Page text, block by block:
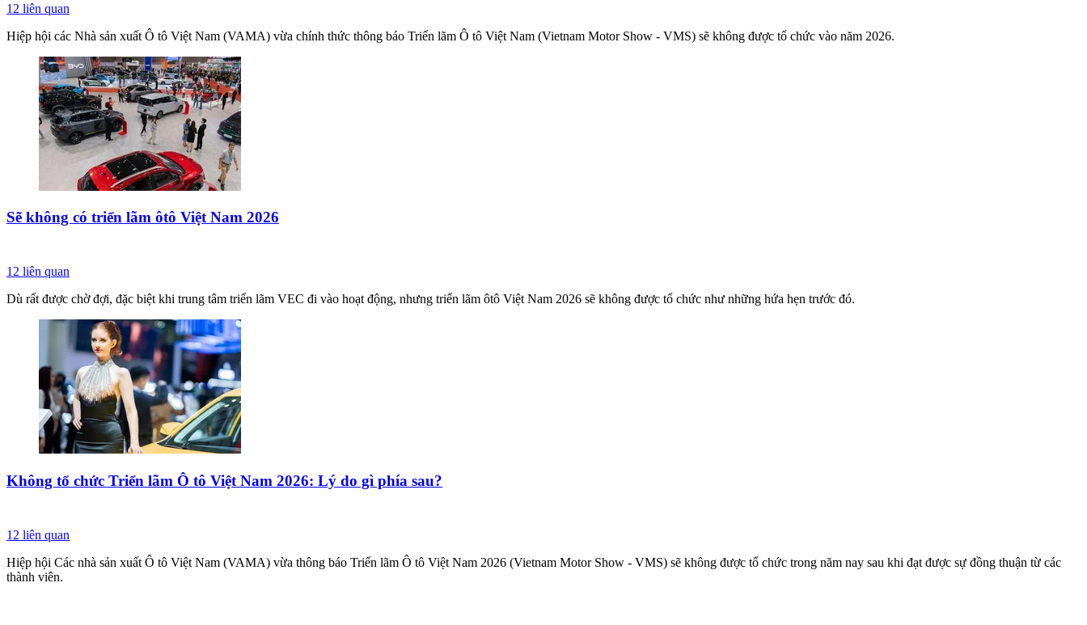
12 liên quan
Hiệp hội các Nhà sản xuất Ô tô Việt Nam (VAMA) vừa chính thức thông báo Triển lãm Ô tô Việt Nam (Vietnam Motor Show - VMS) sẽ không được tổ chức vào năm 2026.
Sẽ không có triển lãm ôtô Việt Nam 2026
12 liên quan
Dù rất được chờ đợi, đặc biệt khi trung tâm triển lãm VEC đi vào hoạt động, nhưng triển lãm ôtô Việt Nam 2026 sẽ không được tổ chức như những hứa hẹn trước đó.
Không tổ chức Triển lãm Ô tô Việt Nam 2026: Lý do gì phía sau?
12 liên quan
Hiệp hội Các nhà sản xuất Ô tô Việt Nam (VAMA) vừa thông báo Triển lãm Ô tô Việt Nam 2026 (Vietnam Motor Show - VMS) sẽ không được tổ chức trong năm nay sau khi đạt được sự đồng thuận từ các
thành viên.